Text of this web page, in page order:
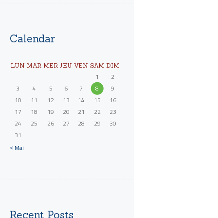
Calendar
LUN MAR MER JEU VEN SAM DIM
1
2
3
4 5 6 7 8
9
10
11 12 13 14 15
16
17
18 19 20 21 22
23
24
25 26 27 28 29
30
31
« Mai
Recent Posts